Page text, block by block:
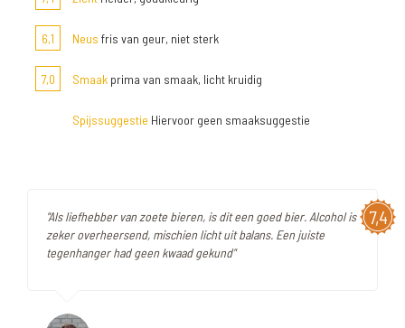
6,1 Neus fris van geur, niet sterk
7,0 Smaak prima van smaak, licht kruidig
Spijssuggestie Hiervoor geen smaaksuggestie
7,4
"Als liefhebber van zoete bieren, is dit een goed bier. Alcohol is
zeker overheersend, mischien licht uit balans. Een juiste
tegenhanger had geen kwaad gekund"